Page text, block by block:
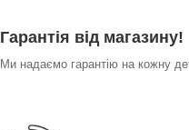
Гарантія від магазину!
Ми надаємо гарантію на кожну